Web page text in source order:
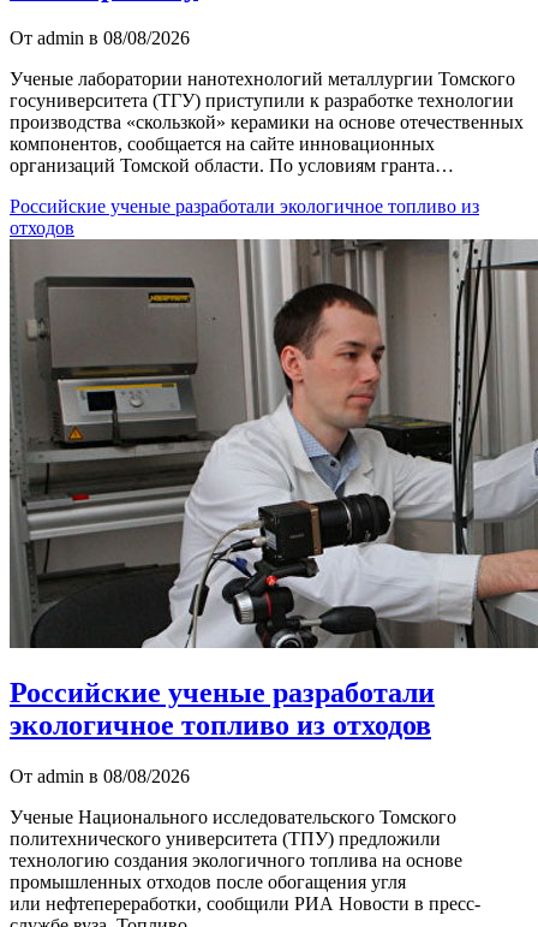
От admin в 08/08/2026
Ученые лаборатории нанотехнологий металлургии Томского
госуниверситета (ТГУ) приступили к разработке технологии
производства «скользкой» керамики на основе отечественных
компонентов, сообщается на сайте инновационных
организаций Томской области. По условиям гранта…
Российские ученые разработали экологичное топливо из
отходов
Российские ученые разработали
экологичное топливо из отходов
От admin в 08/08/2026
Ученые Национального исследовательского Томского
политехнического университета (ТПУ) предложили
технологию создания экологичного топлива на основе
промышленных отходов после обогащения угля
или нефтепереработки, сообщили РИА Новости в пресс-